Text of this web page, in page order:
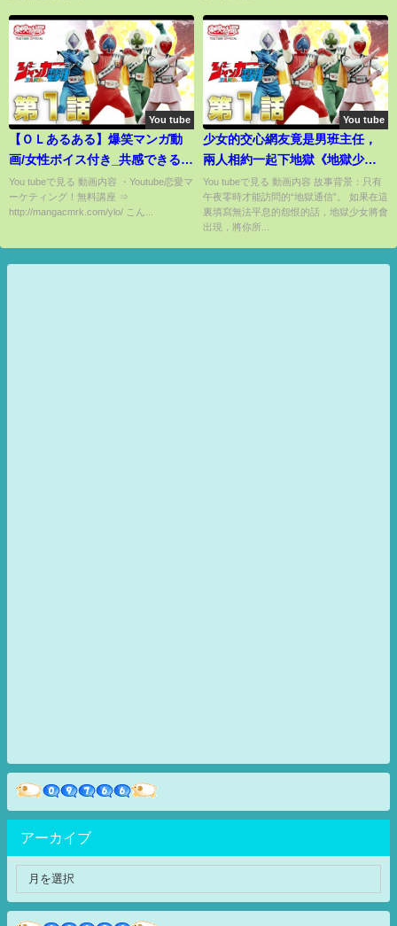
とめ うまむすめ】
You tube
【ＯＬあるある】爆笑マンガ動
画/女性ボイス付き_共感できる仕
事あるあるネタ６選！！！
You tubeで見る 動画内容 ・Youtube恋愛マ
ーケティング！無料講座 ⇒
http://mangacmrk.com/ylo/ こん...
You tube
少女的交心網友竟是男班主任，
兩人相約一起下地獄《地獄少
女》
You tubeで見る 動画内容 故事背景：只有
午夜零時才能訪問的“地獄通信”。 如果在這
裏填寫無法平息的怨恨的話，地獄少女將會
出現，將你所...
アーカイブ